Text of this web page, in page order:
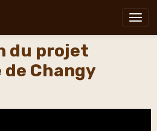
du projet
Changy